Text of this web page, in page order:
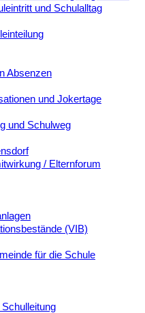
und Schulalltag
Absenzen
und Jokertage
und Schulweg
/ Elternforum
(VIB)
für die Schule
Schulleitung